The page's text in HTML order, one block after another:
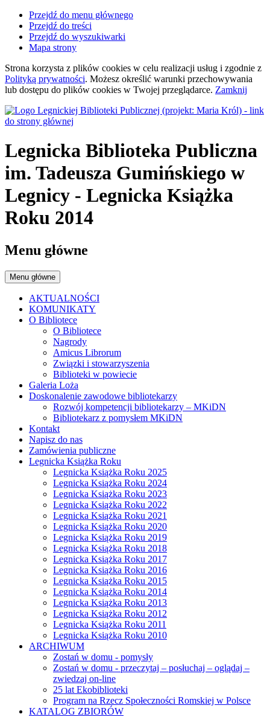
Przejdź do menu głównego
Przejdź do treści
Przejdź do wyszukiwarki
Mapa strony
Strona korzysta z plików cookies w celu realizacji usług i zgodnie z
Polityką prywatności. Możesz określić warunki przechowywania
lub dostępu do plików cookies w Twojej przeglądarce. Zamknij
Legnicka Biblioteka Publiczna
im. Tadeusza Gumińskiego w
Legnicy - Legnicka Książka
Roku 2014
Menu główne
Menu główne
AKTUALNOŚCI
KOMUNIKATY
O Bibliotece
O Bibliotece
Nagrody
Amicus Librorum
Związki i stowarzyszenia
Biblioteki w powiecie
Galeria Loża
Doskonalenie zawodowe bibliotekarzy
Rozwój kompetencji bibliotekarzy – MKiDN
Bibliotekarz z pomysłem MKiDN
Kontakt
Napisz do nas
Zamówienia publiczne
Legnicka Książka Roku
Legnicka Książka Roku 2025
Legnicka Książka Roku 2024
Legnicka Książka Roku 2023
Legnicka Książka Roku 2022
Legnicka Książka Roku 2021
Legnicka Książka Roku 2020
Legnicka Książka Roku 2019
Legnicka Książka Roku 2018
Legnicka Książka Roku 2017
Legnicka Książka Roku 2016
Legnicka Książka Roku 2015
Legnicka Książka Roku 2014
Legnicka Książka Roku 2013
Legnicka Książka Roku 2012
Legnicka Książka Roku 2011
Legnicka Książka Roku 2010
ARCHIWUM
Zostań w domu - pomysły
Zostań w domu - przeczytaj – posłuchaj – oglądaj –
zwiedzaj on-line
25 lat Ekobiblioteki
Program na Rzecz Społeczności Romskiej w Polsce
KATALOG ZBIORÓW